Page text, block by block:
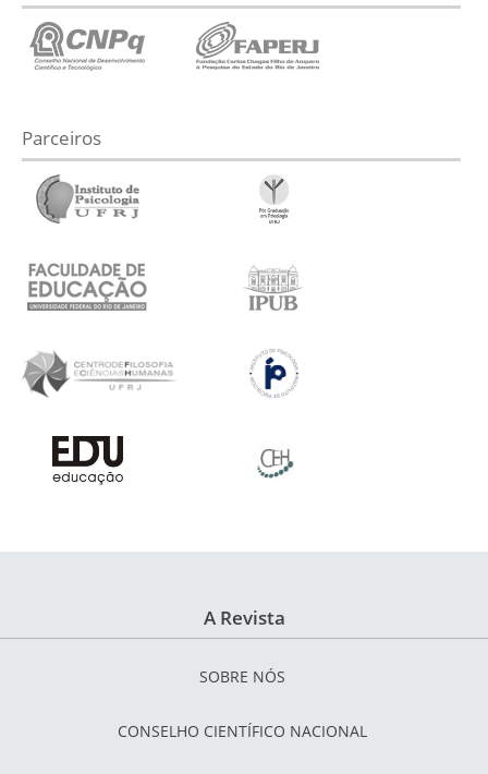
Parceiros
A Revista
SOBRE NÓS
CONSELHO CIENTÍFICO NACIONAL